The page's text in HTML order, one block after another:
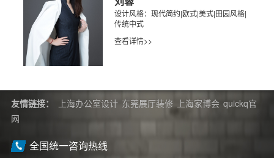
设计风格：现代简约|欧式|美式|田园风格|
传统中式
查看详情>>
友情链接： 上海办公室设计 东莞展厅装修 上海家博会 quickq官
网
全国统一咨询热线